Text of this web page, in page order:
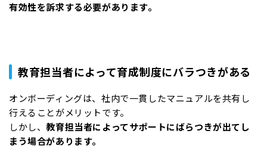
有効性を訴求する必要があります。
教育担当者によって育成制度にバラつきがある
オンボーディングは、社内で一貫したマニュアルを共有し
行えることがメリットです。
しかし、教育担当者によってサポートにばらつきが出てし
まう場合があります。